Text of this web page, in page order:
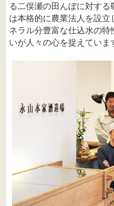
る二俣瀬の田んぼに対す
は本格的に農業法人を設立
ネラル分豊富な仕込水の
いが人々の心を捉えていま